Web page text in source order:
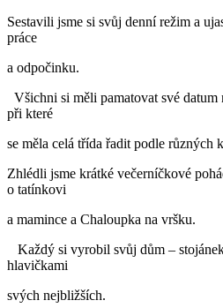
Sestavili jsme si svůj denní režim a
práce
a odpočinku.
Všichni si měli pamatovat své datum
při které
se měla celá třída řadit podle různých
Zhlédli jsme krátké večerníčkové
o tatínkovi
a mamince a Chaloupka na vršku.
Každý si vyrobil svůj dům –
hlavičkami
svých nejbližších.